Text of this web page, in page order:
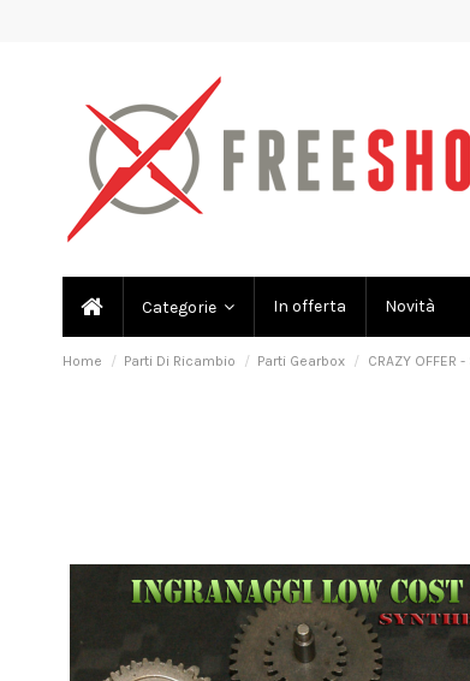
Categorie In offerta Novità
Home Parti Di Ricambio Parti Gearbox CRAZY OFFER